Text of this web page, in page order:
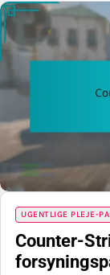
UGENTLIGE PLEJE-
Counter-